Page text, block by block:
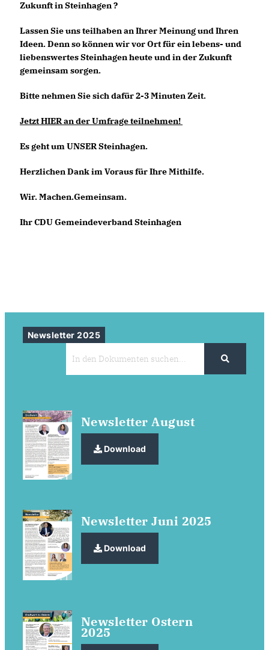
Zukunft in Steinhagen ?
Lassen Sie uns teilhaben an Ihrer Meinung und Ihren
Ideen. Denn so können wir vor Ort für ein lebens- und
liebenswertes Steinhagen heute und in der Zukunft
gemeinsam sorgen.
Bitte nehmen Sie sich dafür 2-3 Minuten Zeit.
Jetzt HIER an der Umfrage teilnehmen!
Es geht um UNSER Steinhagen.
Herzlichen Dank im Voraus für Ihre Mithilfe.
Wir. Machen.Gemeinsam.
Ihr CDU Gemeindeverband Steinhagen
Newsletter 2025
Newsletter August
Download
Newsletter Juni 2025
Download
Newsletter Ostern
2025